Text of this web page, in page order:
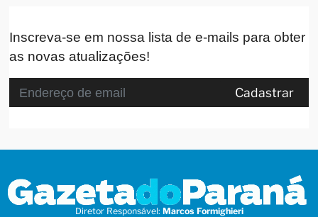
Inscreva-se em nossa lista de e-mails para obter
as novas atualizações!
Cadastrar
Diretor Responsável: Marcos Formighieri